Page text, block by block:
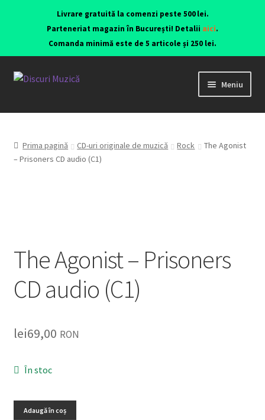
Livrare gratuită la comenzi peste 500 lei.
Parteneriat magazin în București! Detalii aici.
Comanda minimă este de 5 articole și 250 lei.
Meniu
Viniluri ediții originale anii 70-90
CD-uri originale
Listă produse
Contul meu
Blog
lei0,00
Prima pagină CD-uri originale de muzică Rock
The Agonist
– Prisoners CD audio (C1)
The Agonist – Prisoners
CD audio (C1)
lei69,00 RON
În stoc
Adaugă în coș